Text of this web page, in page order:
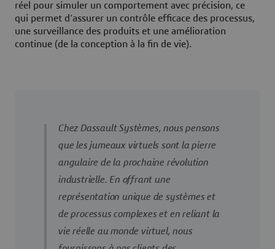
réel pour simuler un comportement avec précision, ce
qui permet d’assurer un contrôle efficace des processus,
une surveillance des produits et une amélioration
continue (de la conception à la fin de vie).
Chez Dassault Systèmes, nous pensons
que les jumeaux virtuels sont la pierre
angulaire de la prochaine révolution
industrielle. En offrant une
représentation unique de systèmes et
de processus complexes et en reliant la
vie réelle au monde virtuel, nous